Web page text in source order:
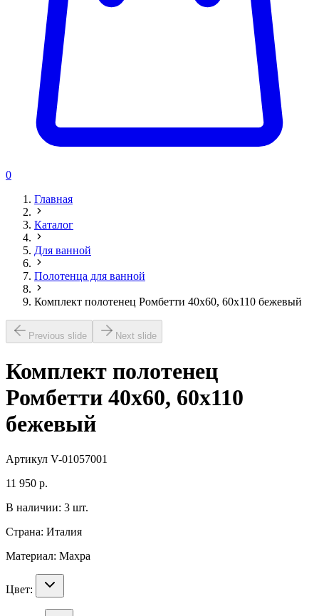
0
Главная
Каталог
Для ванной
Полотенца для ванной
Комплект полотенец Ромбетти 40х60, 60х110 бежевый
Previous slide Next slide
Комплект полотенец
Ромбетти 40х60, 60х110
бежевый
Артикул V-01057001
11 950 р.
В наличии: 3 шт.
Страна: Италия
Материал: Махра
Цвет: